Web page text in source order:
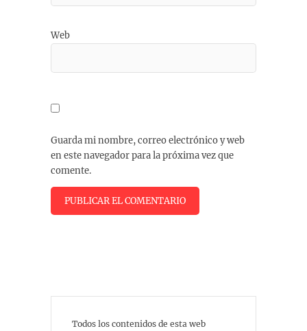
Web
Guarda mi nombre, correo electrónico y web
en este navegador para la próxima vez que
comente.
Todos los contenidos de esta web